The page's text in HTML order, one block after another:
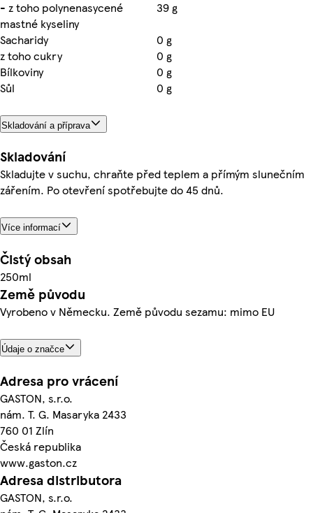
- z toho polynenasycené
mastné kyseliny
39 g
Sacharidy
0 g
z toho cukry
0 g
Bílkoviny
0 g
Sůl
0 g
Skladování a příprava
Skladování
Skladujte v suchu, chraňte před teplem a přímým slunečním
zářením. Po otevření spotřebujte do 45 dnů.
Více informací
Čistý obsah
250ml
Země původu
Vyrobeno v Německu. Země původu sezamu: mimo EU
Údaje o značce
Adresa pro vrácení
GASTON, s.r.o.
nám. T. G. Masaryka 2433
760 01 Zlín
Česká republika
www.gaston.cz
Adresa distributora
GASTON, s.r.o.